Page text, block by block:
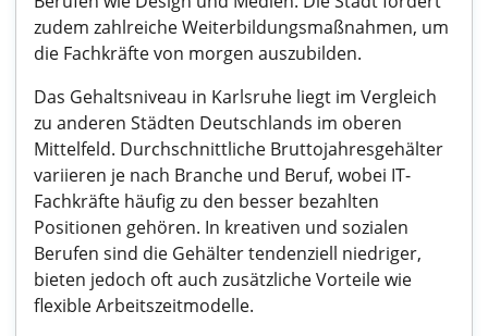
zudem zahlreiche Weiterbildungsmaßnahmen, um
die Fachkräfte von morgen auszubilden.
Das Gehaltsniveau in Karlsruhe liegt im Vergleich
zu anderen Städten Deutschlands im oberen
Mittelfeld. Durchschnittliche Bruttojahresgehälter
variieren je nach Branche und Beruf, wobei IT-
Fachkräfte häufig zu den besser bezahlten
Positionen gehören. In kreativen und sozialen
Berufen sind die Gehälter tendenziell niedriger,
bieten jedoch oft auch zusätzliche Vorteile wie
flexible Arbeitszeitmodelle.